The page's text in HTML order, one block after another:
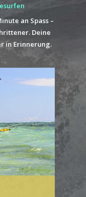
an Spass –
Deine
in Erinnerung.